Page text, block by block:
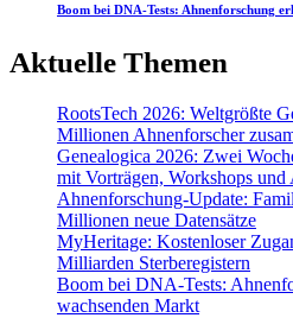
Boom bei DNA-Tests: Ahnenforschung
Aktuelle Themen
RootsTech 2026: Weltgrößte
Millionen Ahnenforscher
Genealogica 2026: Zwei
mit Vorträgen, Workshops und
Ahnenforschung-Update:
Millionen neue Datensätze
MyHeritage: Kostenloser
Milliarden Sterberegistern
Boom bei DNA-Tests:
wachsenden Markt